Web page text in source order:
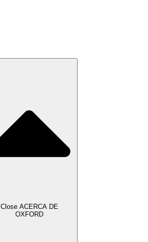
Close ACERCA DE
OXFORD